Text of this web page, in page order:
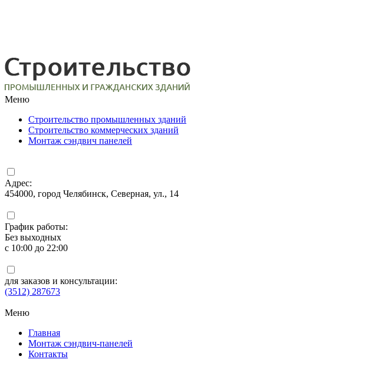
Меню
Строительство промышленных зданий
Строительство коммерческих зданий
Монтаж сэндвич панелей
Адрес:
454000, город Челябинск, Северная, ул., 14
График работы:
Без выходных
с 10:00 до 22:00
для заказов и консультации:
(3512) 287673
Меню
Главная
Монтаж сэндвич-панелей
Контакты